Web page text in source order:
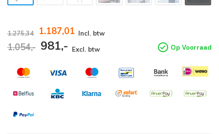
1.275,34 1.187,01 Incl. btw
1.054,- 981,- Excl. btw Op Voorraad